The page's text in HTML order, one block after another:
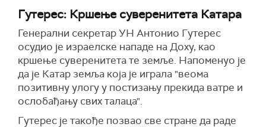
Гутерес: Кршење суверенитета Катара
Генерални секретар УН Антонио Гутерес
осудио је израелске нападе на Доху, као
кршење суверенитета те земље. Напоменуо је
да је Катар земља која је играла "веома
позитивну улогу у постизању прекида ватре и
ослобађању свих талаца".
Гутерес је такође позвао све стране да раде